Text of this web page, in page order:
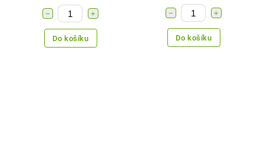
+
−
Do košíku
+
−
Do košíku